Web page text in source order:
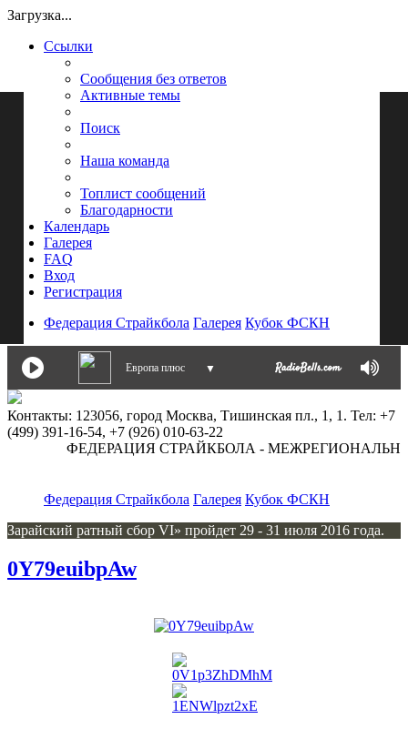
Загрузка...
Ссылки
Сообщения без ответов
Активные темы
Поиск
Наша команда
Топлист сообщений
Благодарности
Календарь
Галерея
FAQ
Вход
Регистрация
Федерация Страйкбола Галерея Кубок ФСКН
Европа плюс ▼
Контакты: 123056, город Москва, Тишинская пл., 1, 1. Тел: +7
(499) 391-16-54, +7 (926) 010-63-22
ФЕДЕРАЦИЯ СТРАЙКБОЛА -
Федерация Страйкбола Галерея Кубок ФСКН
Зарайский ратный сбор VI» пройдет 29 - 31 июля 2016 года.
0Y79euibpAw